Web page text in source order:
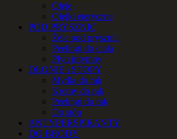
Oleje
Olejki eteryczne
POD PRYSZNIC
Żele pod prysznic
Peelingi do ciała
Płyn intymny
DŁONIE i STOPY
Mydła do rąk
Kremy do rąk
Peelingi do rąk
Do stóp
ANTYPERSPIRANTY
DO BRODY